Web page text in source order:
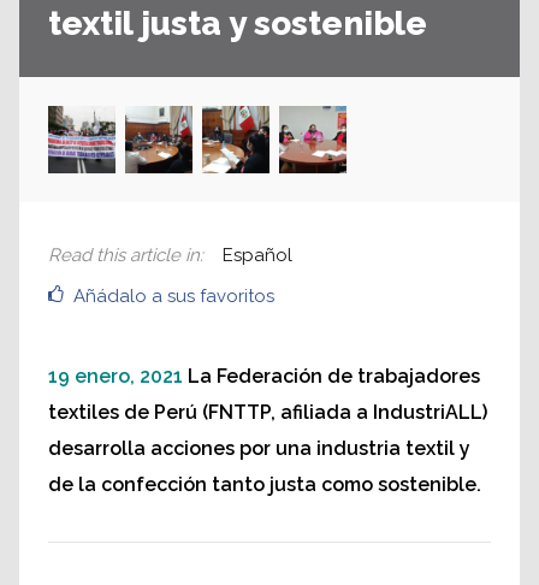
textil justa y sostenible
Añádalo a sus favoritos
Read this article in: Español
19 enero, 2021 La Federación de trabajadores
textiles de Perú (FNTTP, afiliada a IndustriALL)
desarrolla acciones por una industria textil y
de la confección tanto justa como sostenible.